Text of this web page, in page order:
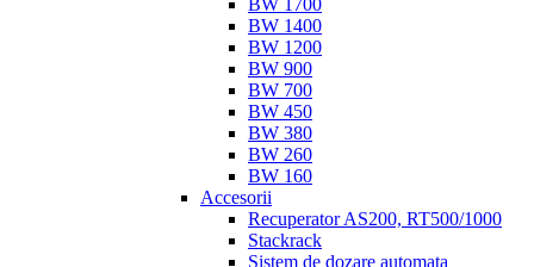
BW 1700
BW 1400
BW 1200
BW 900
BW 700
BW 450
BW 380
BW 260
BW 160
Accesorii
Recuperator AS200, RT500/1000
Stackrack
Sistem de dozare automata